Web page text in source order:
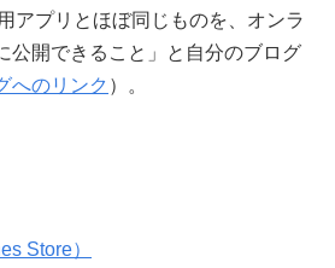
アプリとほぼ同じものを、オンラ
公開できること」と自分のブログ
へのリンク ）。
Store）